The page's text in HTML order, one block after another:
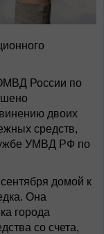
России по
двоих
средств,
УМВД РФ по
домой к
Она
города
со счета,